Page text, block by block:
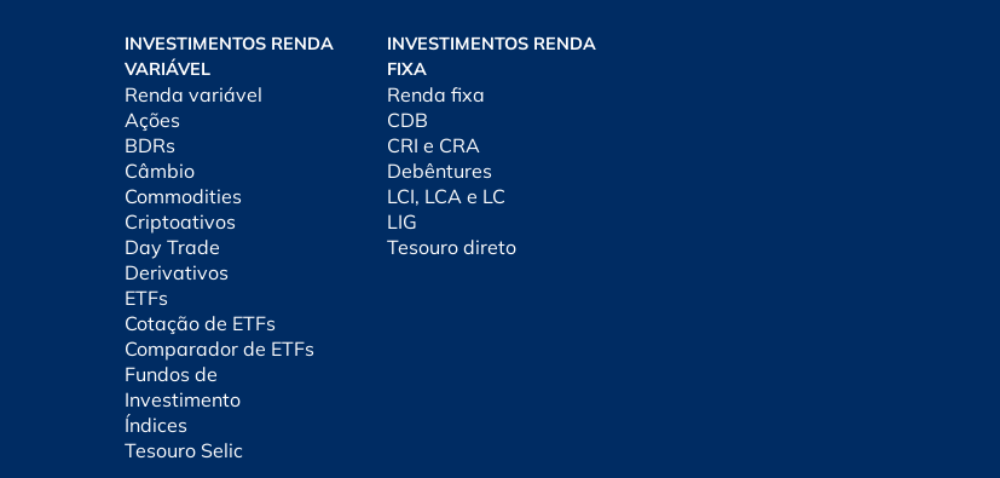
INVESTIMENTOS RENDA
VARIÁVEL
Renda variável
Ações
BDRs
Câmbio
Commodities
Criptoativos
Day Trade
Derivativos
ETFs
Cotação de ETFs
Comparador de ETFs
Fundos de
Investimento
Índices
Tesouro Selic
INVESTIMENTOS RENDA
FIXA
Renda fixa
CDB
CRI e CRA
Debêntures
LCI, LCA e LC
LIG
Tesouro direto